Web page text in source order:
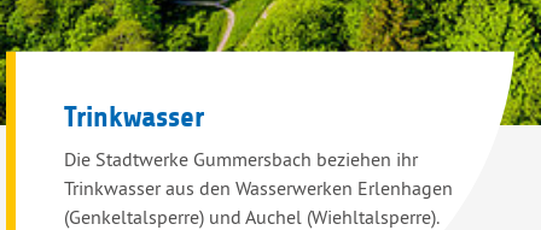
Trinkwasser
Die Stadtwerke Gummersbach beziehen ihr
Trinkwasser aus den Wasserwerken Erlenhagen
(Genkeltalsperre) und Auchel (Wiehltalsperre).